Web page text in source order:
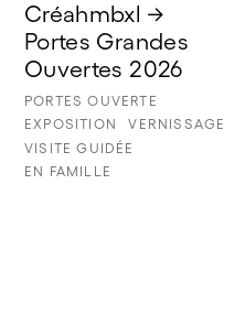
Créahmbxl →
Portes Grandes
Ouvertes 2026
PORTES OUVERTE
EXPOSITION
VERNISSAGE
VISITE GUIDÉE
EN FAMILLE